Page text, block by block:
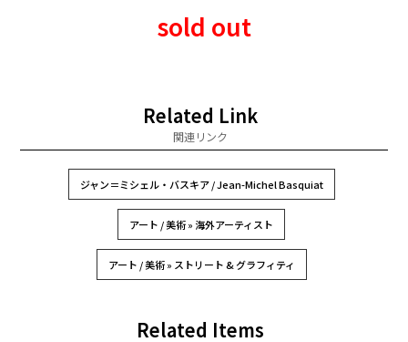
sold out
Related Link
関連リンク
ジャン＝ミシェル・バスキア / Jean-Michel Basquiat
アート / 美術 » 海外アーティスト
アート / 美術 » ストリート & グラフィティ
Related Items